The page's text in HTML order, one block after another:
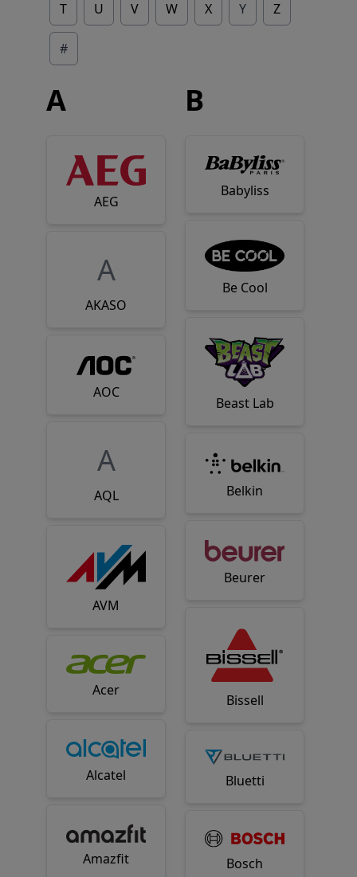
T U V W X Y Z
#
A
AEG
A
AKASO
AOC
A
AQL
AVM
Acer
Alcatel
Amazfit
B
Babyliss
Be Cool
Beast Lab
Belkin
Beurer
Bissell
Bluetti
Bosch